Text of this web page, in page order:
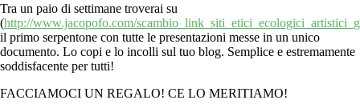
Tra un paio di settimane troverai su
(http://www.jacopofo.com/
il primo serpentone con tutte le presentazioni messe in un unico
documento. Lo copi e lo incolli sul tuo blog. Semplice e estremamente
soddisfacente per tutti!
FACCIAMOCI UN REGALO! CE LO MERITIAMO!